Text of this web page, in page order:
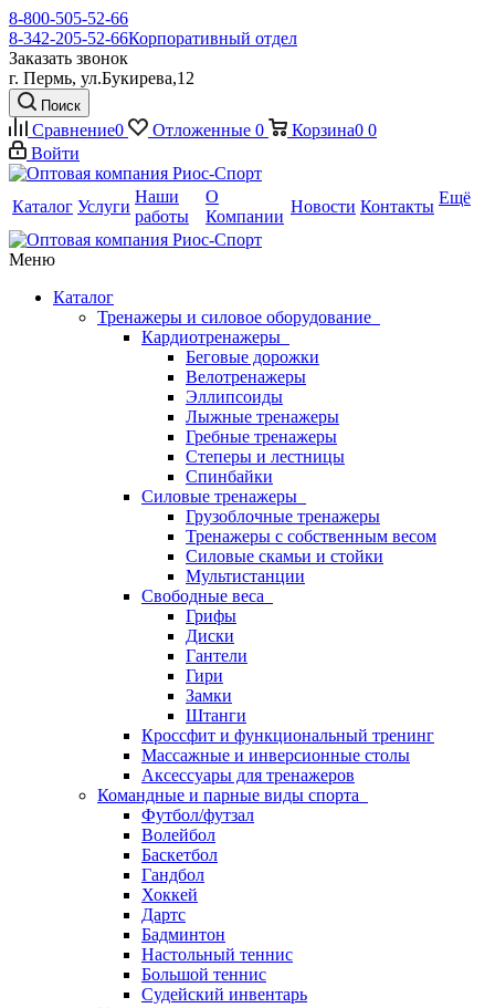
8-800-505-52-66
8-342-205-52-66Корпоративный отдел
Заказать звонок
г. Пермь, ул.Букирева,12
Поиск
Сравнение0 Отложенные 0 Корзина0 0
Войти
Каталог Услуги
Наши
работы
О
Компании
Новости Контакты Ещё
Меню
Каталог
Тренажеры и силовое оборудование
Кардиотренажеры
Беговые дорожки
Велотренажеры
Эллипсоиды
Лыжные тренажеры
Гребные тренажеры
Степеры и лестницы
Спинбайки
Силовые тренажеры
Грузоблочные тренажеры
Тренажеры с собственным весом
Силовые скамьи и стойки
Мультистанции
Свободные веса
Грифы
Диски
Гантели
Гири
Замки
Штанги
Кроссфит и функциональный тренинг
Массажные и инверсионные столы
Аксессуары для тренажеров
Командные и парные виды спорта
Футбол/футзал
Волейбол
Баскетбол
Гандбол
Хоккей
Дартс
Бадминтон
Настольный теннис
Большой теннис
Судейский инвентарь